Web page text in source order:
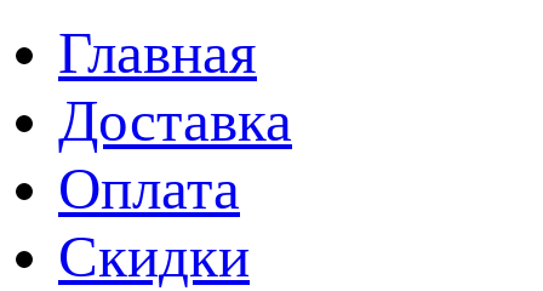
Главная
Доставка
Оплата
Скидки